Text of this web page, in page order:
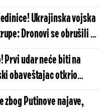
do samog kraja
Ukrajinska vojska
Dronovi se obrušili na
spasa - ovakva sramota
Prvi udar neće biti na
obaveštajac otkrio
po kojoj će Rusija
zbog Putinove najave,